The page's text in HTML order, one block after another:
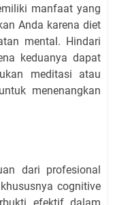
manfaat yang
Anda karena diet
mental. Hindari
keduanya dapat
meditasi atau
menenangkan
dari profesional
cognitive
efektif dalam